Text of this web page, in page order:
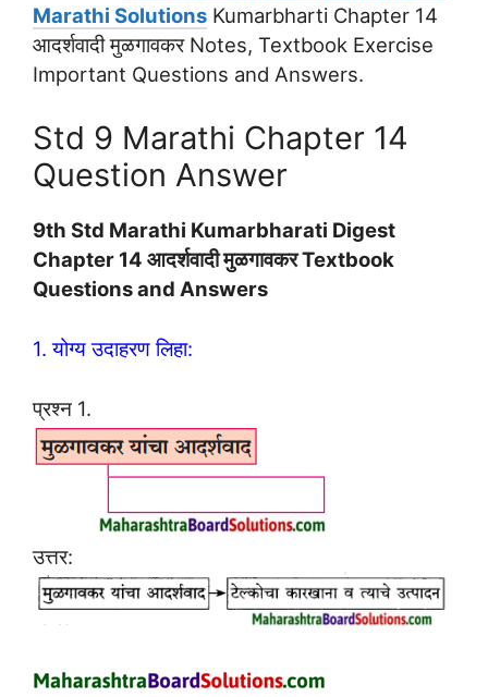
Marathi Solutions Kumarbharti Chapter 14
आदर्शवादी मुळगावकर Notes, Textbook Exercise
Important Questions and Answers.
Std 9 Marathi Chapter 14
Question Answer
9th Std Marathi Kumarbharati Digest
Chapter 14 आदर्शवादी मुळगावकर Textbook
Questions and Answers
1. योग्य उदाहरण लिहा:
प्रश्न 1.
उत्तर: